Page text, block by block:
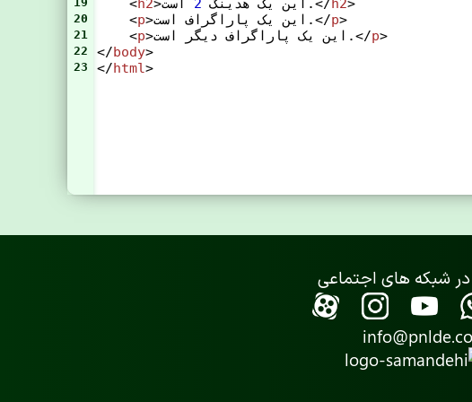
    <
h2 >این یک هدینگ 2 است.</ h2>
20
    <
p >این یک پاراگراف است.</p>
21
    <
p >این یک پاراگراف دیگر است.</p>
22 </body>
23 </html>